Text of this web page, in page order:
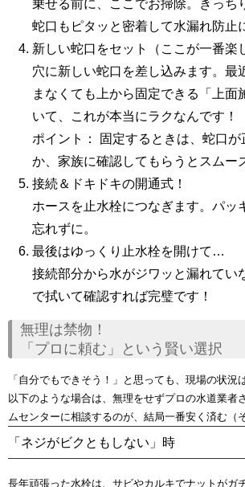
乗せる前に、ここでお掃除。きっち
蛇口もピタッと密着して水漏れ防止
新しい蛇口をセット（ここが一番楽
穴に新しい蛇口を差し込みます。最
まなくても上から固定できる「上面
いて、これが本当にラクなんです！
ポイント：
固定するときは、蛇口
か、家族に確認してもらうとスムー
接続＆ドキドキの開通式！
ホースを止水栓につなぎます。パッ
忘れずに。
最後はゆっくり止水栓を開けて…
接続部分から水がジワッと漏れてい
で拭いて確認すれば完璧です！
無理は禁物！
「プロに頼む」という賢い選択
「自分でもできそう！」と思っても、現場の状況
以下のような場合は、無理をせずプロの水道業者
ムセンターに相談するのが、結局一番安く済む（
「ネジがビクともしない」時
長年頑張った水栓は、サビやカルキでナットがガ